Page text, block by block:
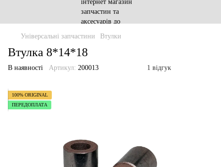
Універсальні запчастини Втулки
Втулка 8*14*18
В наявності Артикул: 200013 1 відгук
100% ORIGINAL
ПЕРЕДОПЛАТА